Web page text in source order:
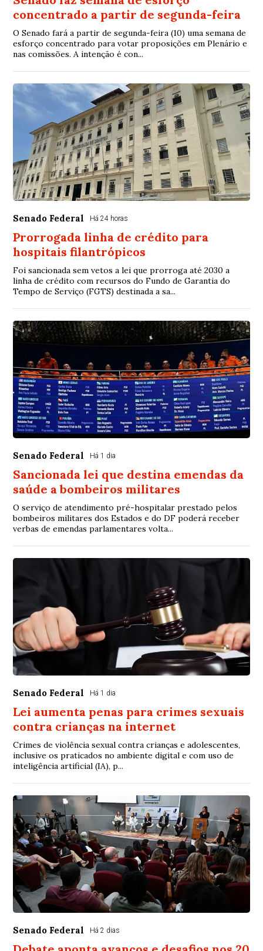
concentrado a partir de segunda-feira
O Senado fará a partir de segunda-feira (10) uma semana de
esforço concentrado para votar proposições em Plenário e
nas comissões. A intenção é con...
Senado Federal Há 24 horas
Prorrogada linha de crédito para
hospitais filantrópicos
Foi sancionada sem vetos a lei que prorroga até 2030 a
linha de crédito com recursos do Fundo de Garantia do
Tempo de Serviço (FGTS) destinada a sa...
Senado Federal Há 1 dia
Sancionada lei que destina emendas da
saúde a bombeiros militares
O serviço de atendimento pré-hospitalar prestado pelos
bombeiros militares dos Estados e do DF poderá receber
verbas de emendas parlamentares volta...
Senado Federal Há 1 dia
Lei aumenta penas para crimes sexuais
contra crianças na internet
Crimes de violência sexual contra crianças e adolescentes,
inclusive os praticados no ambiente digital e com uso de
inteligência artificial (IA), p...
Senado Federal Há 2 dias